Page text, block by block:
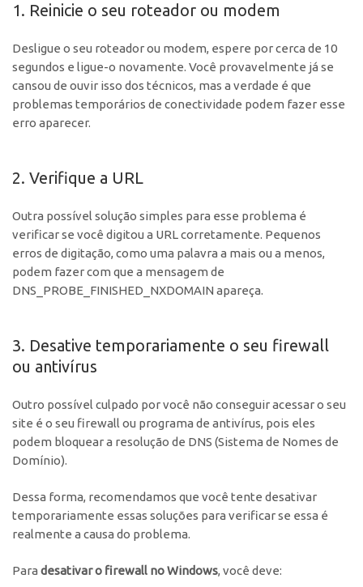
1. Reinicie o seu roteador ou modem
Desligue o seu roteador ou modem, espere por cerca de 10
segundos e ligue-o novamente. Você provavelmente já se
cansou de ouvir isso dos técnicos, mas a verdade é que
problemas temporários de conectividade podem fazer esse
erro aparecer.
2. Verifique a URL
Outra possível solução simples para esse problema é
verificar se você digitou a URL corretamente. Pequenos
erros de digitação, como uma palavra a mais ou a menos,
podem fazer com que a mensagem de
DNS_PROBE_FINISHED_NXDOMAIN apareça.
3. Desative temporariamente o seu firewall
ou antivírus
Outro possível culpado por você não conseguir acessar o seu
site é o seu firewall ou programa de antivírus, pois eles
podem bloquear a resolução de DNS (Sistema de Nomes de
Domínio).
Dessa forma, recomendamos que você tente desativar
temporariamente essas soluções para verificar se essa é
realmente a causa do problema.
Para desativar o firewall no Windows, você deve: